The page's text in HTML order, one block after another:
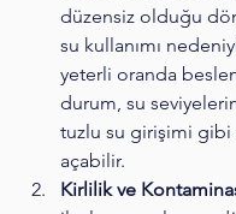
düzensiz olduğu
su kullanımı
yeterli oranda
durum, su
tuzlu su girişimi gibi
açabilir.
Kirlilik ve